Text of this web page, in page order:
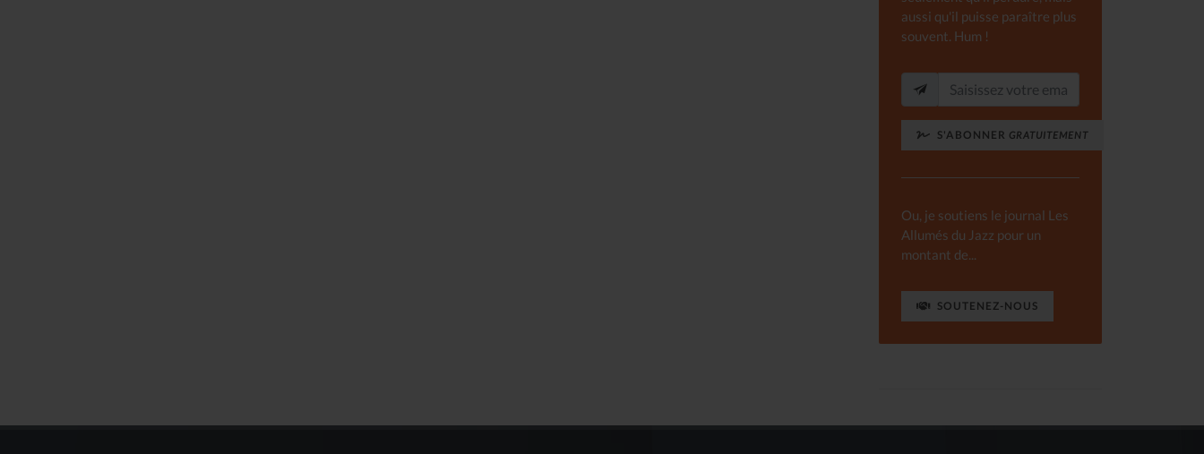
aussi qu'il puisse paraître plus
souvent. Hum !
S'ABONNER GRATUITEMENT
Ou, je soutiens le journal Les
Allumés du Jazz pour un
montant de...
SOUTENEZ-NOUS